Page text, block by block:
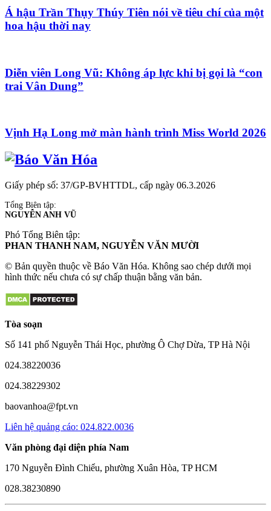
Á hậu Trần Thụy Thúy Tiên nói về tiêu chí của một
hoa hậu thời nay
Diễn viên Long Vũ: Không áp lực khi bị gọi là “con
trai Vân Dung”
Vịnh Hạ Long mở màn hành trình Miss World 2026
Giấy phép số: 37/GP-BVHTTDL, cấp ngày 06.3.2026
Tổng Biên tập:
NGUYỄN ANH VŨ
Phó Tổng Biên tập:
PHAN THANH NAM, NGUYỄN VĂN MƯỜI
© Bản quyền thuộc về Báo Văn Hóa. Không sao chép dưới mọi
hình thức nếu chưa có sự chấp thuận bằng văn bản.
Tòa soạn
Số 141 phố Nguyễn Thái Học, phường Ô Chợ Dừa, TP Hà Nội
024.38220036
024.38229302
baovanhoa@fpt.vn
Liên hệ quảng cáo: 024.822.0036
Văn phòng đại diện phía Nam
170 Nguyễn Đình Chiểu, phường Xuân Hòa, TP HCM
028.38230890